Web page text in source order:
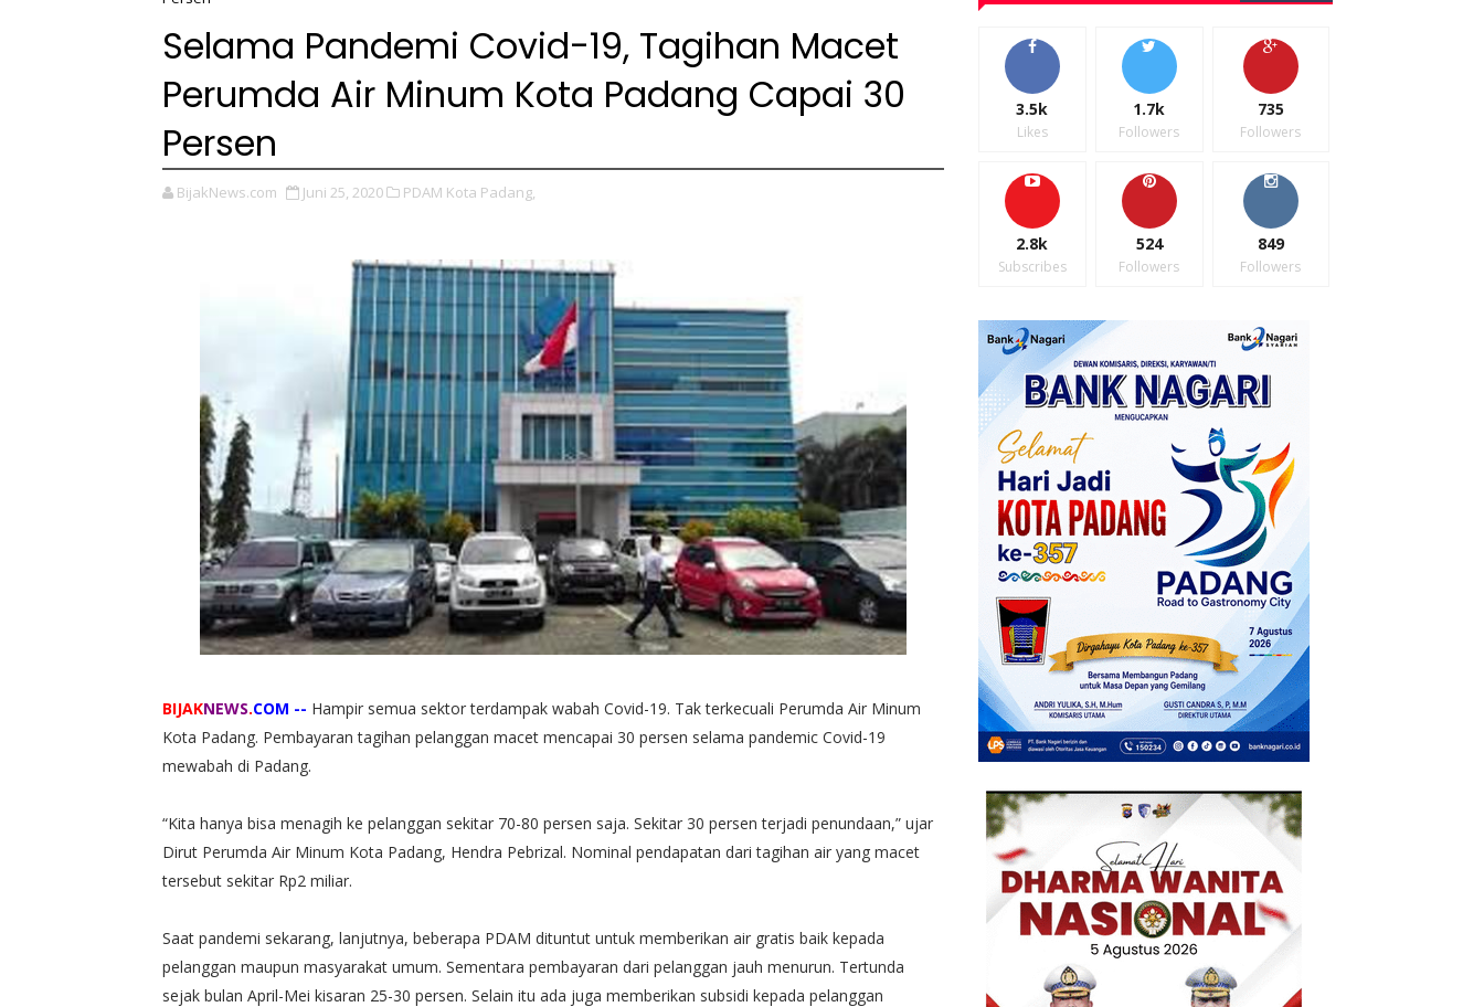
Selama Pandemi Covid-19, Tagihan Macet
Perumda Air Minum Kota Padang Capai 30
Persen
BijakNews.com Juni 25, 2020 PDAM Kota Padang,
BIJAKNEWS.COM -- Hampir semua sektor terdampak wabah Covid-19. Tak terkecuali Perumda Air Minum
Kota Padang. Pembayaran tagihan pelanggan macet mencapai 30 persen selama pandemic Covid-19
mewabah di Padang.
“Kita hanya bisa menagih ke pelanggan sekitar 70-80 persen saja. Sekitar 30 persen terjadi penundaan,” ujar
Dirut Perumda Air Minum Kota Padang, Hendra Pebrizal. Nominal pendapatan dari tagihan air yang macet
tersebut sekitar Rp2 miliar.
Saat pandemi sekarang, lanjutnya, beberapa PDAM dituntut untuk memberikan air gratis baik kepada
pelanggan maupun masyarakat umum. Sementara pembayaran dari pelanggan jauh menurun. Tertunda
sejak bulan April-Mei kisaran 25-30 persen. Selain itu ada juga memberikan subsidi kepada pelanggan
3.5k
Likes
1.7k
Followers
735
Followers
2.8k
Subscribes
524
Followers
849
Followers